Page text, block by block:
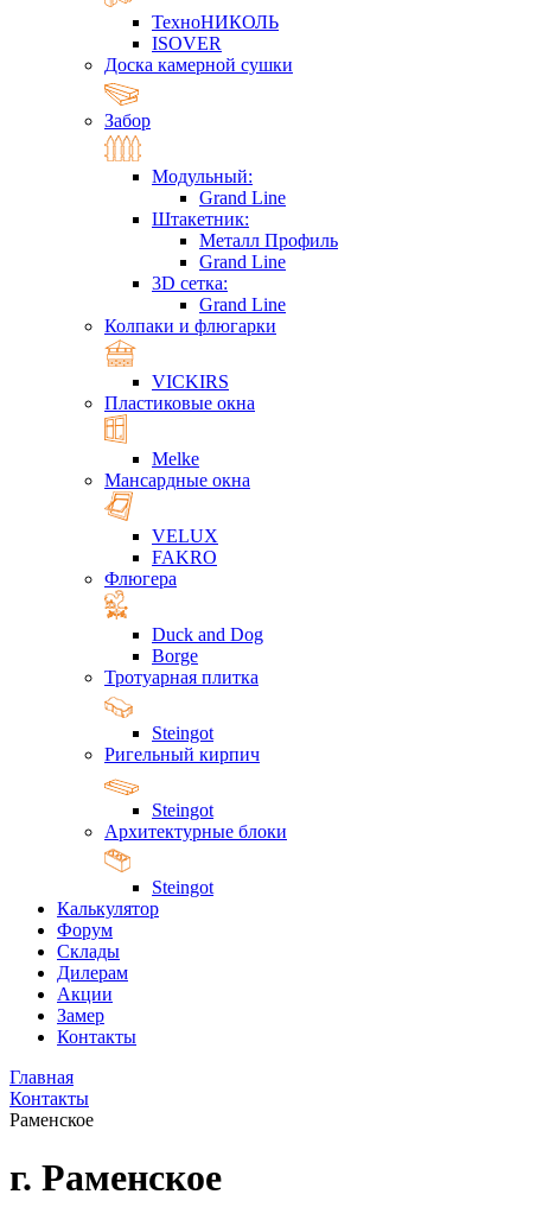
ТехноНИКОЛЬ
ISOVER
Доска камерной сушки
Забор
Модульный:
Grand Line
Штакетник:
Металл Профиль
Grand Line
3D сетка:
Grand Line
Колпаки и флюгарки
VICKIRS
Пластиковые окна
Melke
Мансардные окна
VELUX
FAKRO
Флюгера
Duck and Dog
Borge
Тротуарная плитка
Steingot
Ригельный кирпич
Steingot
Архитектурные блоки
Steingot
Калькулятор
Форум
Склады
Дилерам
Акции
Замер
Контакты
Главная
Контакты
Раменское
г. Раменское